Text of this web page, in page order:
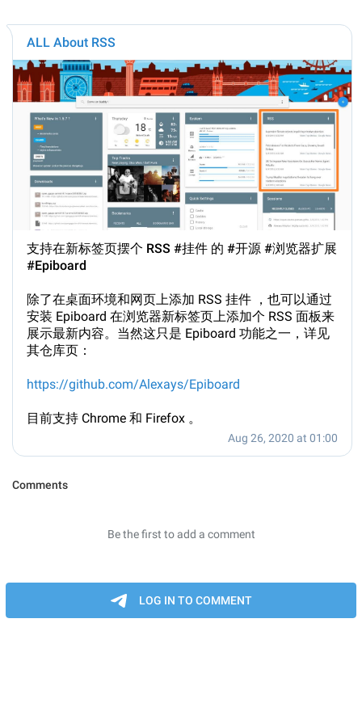
ALL About RSS
支持在新标签页摆个 RSS #挂件 的 #开源 #浏览器扩展
#Epiboard
除了在桌面环境和网页上添加 RSS 挂件 ，也可以通过
安装 Epiboard 在浏览器新标签页上添加个 RSS 面板来
展示最新内容。当然这只是 Epiboard 功能之一，详见
其仓库页：
https://github.com/Alexays/Epiboard
目前支持 Chrome 和 Firefox 。
Aug 26, 2020 at 01:00
Comments
Be the first to add a comment
LOG IN TO COMMENT